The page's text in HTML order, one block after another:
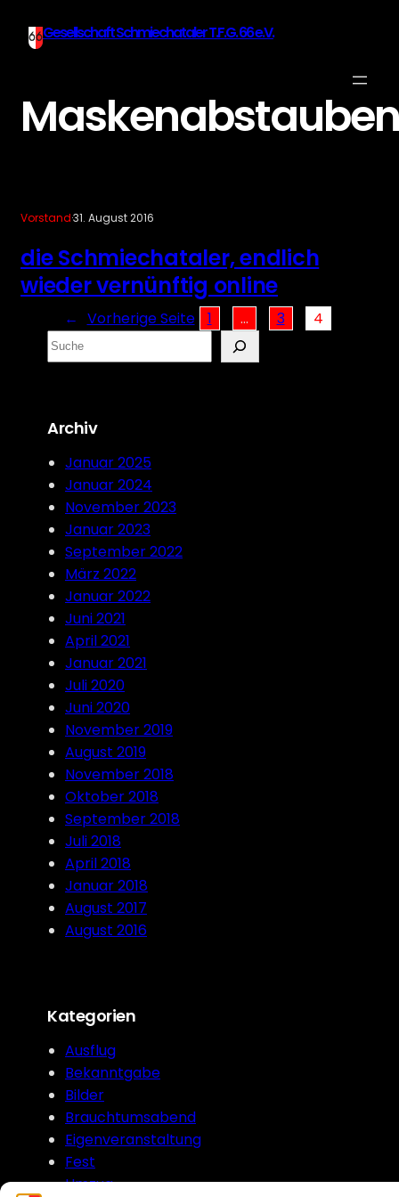
Gesellschaft Schmiechataler T.F.G. 66 e.V.
Maskenabstauben
Vorstand·31. August 2016
die Schmiechataler, endlich
wieder vernünftig online
← Vorherige Seite 1 … 3
4
S
e
c
Archiv
Januar 2025
Januar 2024
November 2023
Januar 2023
September 2022
März 2022
Januar 2022
Juni 2021
April 2021
Januar 2021
Juli 2020
Juni 2020
November 2019
August 2019
November 2018
Oktober 2018
September 2018
Juli 2018
April 2018
Januar 2018
August 2017
August 2016
Kategorien
Ausflug
Bekanntgabe
Bilder
Brauchtumsabend
Eigenveranstaltung
Fest
Umzug